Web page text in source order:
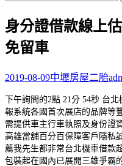
關
鍵
字:
身分證借款線上
免留車
2019-08-09中壢房屋二胎
下午詢問的2點 21分 54秒 台北
報系統各國首次展店的品牌等
需提供車主行車執照及身份證
高雄當舖百分百保障客戶隱私
薦我先生都非常台北機車借款
包裝起在國內已展開三雄爭霸